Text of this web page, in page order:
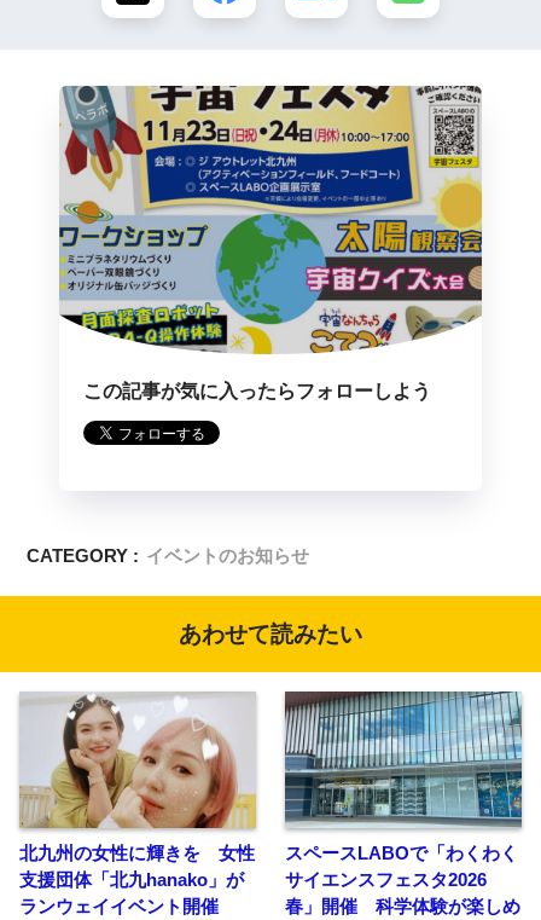
この記事が気に入ったらフォローしよう
CATEGORY : イベントのお知らせ
あわせて読みたい
北九州の女性に輝きを 女性
支援団体「北九hanako」が
ランウェイイベント開催
スペースLABOで「わくわく
サイエンスフェスタ2026
春」開催 科学体験が楽しめ